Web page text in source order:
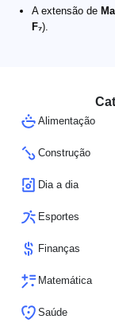
A extensão de
F₇).
Alimentação
Construção
Dia a dia
Esportes
Finanças
Matemática
Saúde